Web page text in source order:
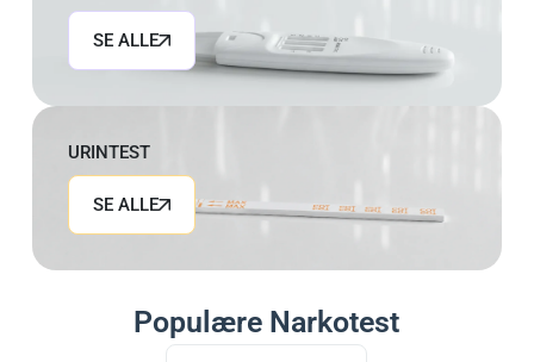
SE ALLE
URINTEST
SE ALLE
Populære Narkotest